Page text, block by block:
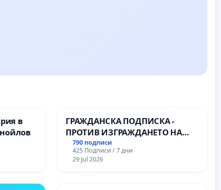
в
ГРАЖДАНСКА ПОДПИСКА -
ПРОТИВ ИЗГРАЖДАНЕТО НА
ВЪЖЕНА ЛИНИЯ (ЛИФТ) НА
ТЕРИТОРИЯТА НА ПРИРОДНА
ЗАБЕЛЕЖИТЕЛНОСТ „ХЪЛМ НА
790 подписи
425 Подписи / 7 дни
29 Jul 2026